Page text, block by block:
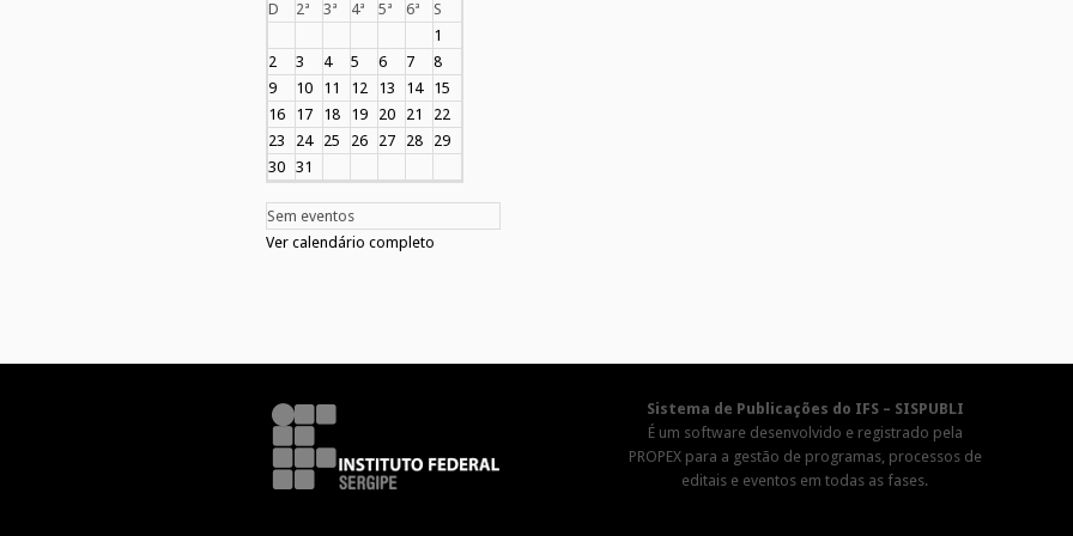
D 2ª 3ª 4ª 5ª 6ª
S
1
2
3 4 5 6 7
8
9
10 11 12 13 14
15
16
17 18 19 20 21
22
23
24 25 26 27 28
29
30 31
Sem eventos
Ver calendário completo
Sistema de Publicações do IFS – SISPUBLI
É um software desenvolvido e registrado pela
PROPEX para a gestão de programas, processos de
editais e eventos em todas as fases.